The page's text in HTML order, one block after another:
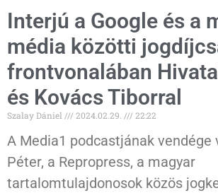
Interjú a Google és a
média közötti
frontvonalában
és Kovács Tiborral
Szalay Dániel 2024.02.29. 22:22
A Media1 podcastjának vendége
Péter, a Repropress, a magyar
tartalomtulajdonosok közös